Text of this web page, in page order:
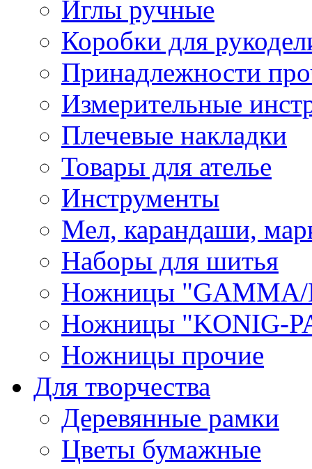
Иглы ручные
Коробки для
Принадлежности
Измерительные
Плечевые накладки
Товары для ателье
Инструменты
Мел, карандаши,
Наборы для шитья
Ножницы "GAMMA/
Ножницы "KONIG-
Ножницы прочие
Для творчества
Деревянные рамки
Цветы бумажные